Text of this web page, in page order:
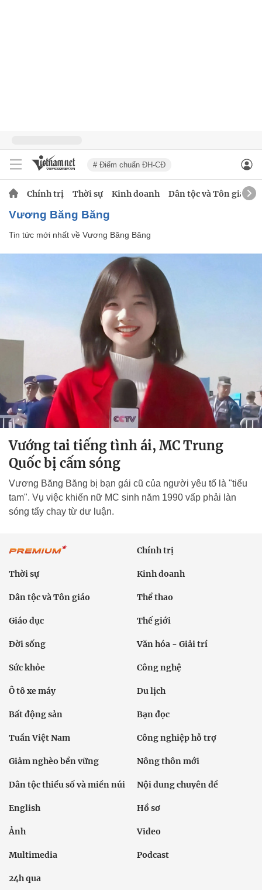
# Điểm chuẩn ĐH-CĐ
Chính trị Thời sự Kinh doanh Dân tộc và Tôn giáo
Vương Băng Băng
Tin tức mới nhất về Vương Băng Băng
Vướng tai tiếng tình ái, MC Trung
Quốc bị cấm sóng
Vương Băng Băng bị bạn gái cũ của người yêu tố là "tiểu
tam". Vụ việc khiến nữ MC sinh năm 1990 vấp phải làn
sóng tẩy chay từ dư luận.
Chính trị
Thời sự Kinh doanh
Dân tộc và Tôn giáo Thể thao
Giáo dục Thế giới
Đời sống Văn hóa - Giải trí
Sức khỏe Công nghệ
Ô tô xe máy Du lịch
Bất động sản Bạn đọc
Tuần Việt Nam Công nghiệp hỗ trợ
Giảm nghèo bền vững Nông thôn mới
Dân tộc thiểu số và miền núi Nội dung chuyên đề
English Hồ sơ
Ảnh Video
Multimedia Podcast
24h qua